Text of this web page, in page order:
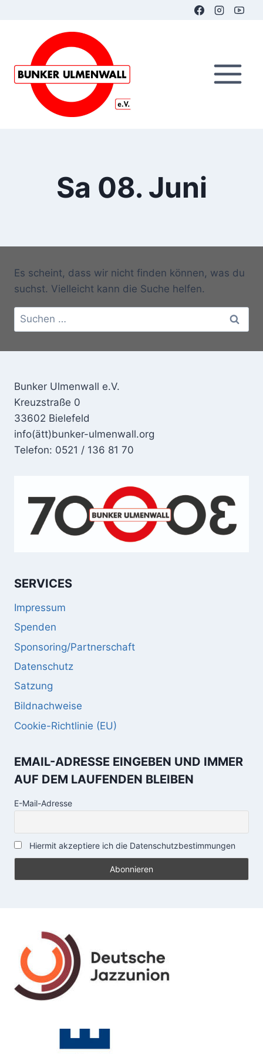
Sa 08. Juni
Es scheint, dass wir nicht finden können, was du
suchst. Vielleicht kann die Suche helfen.
Suchen
nach:
Bunker Ulmenwall e.V.
Kreuzstraße 0
33602 Bielefeld
info(ätt)bunker-ulmenwall.org
Telefon: 0521 / 136 81 70
SERVICES
Impressum
Spenden
Sponsoring/Partnerschaft
Datenschutz
Satzung
Bildnachweise
Cookie-Richtlinie (EU)
EMAIL-ADRESSE EINGEBEN UND IMMER
AUF DEM LAUFENDEN BLEIBEN
E-Mail-Adresse
Hiermit akzeptiere ich die Datenschutzbestimmungen